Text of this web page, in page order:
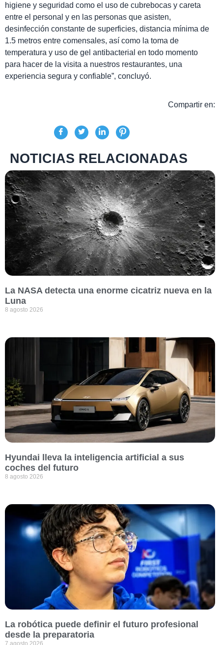
higiene y seguridad como el uso de cubrebocas y careta
entre el personal y en las personas que asisten,
desinfección constante de superficies, distancia mínima de
1.5 metros entre comensales, así como la toma de
temperatura y uso de gel antibacterial en todo momento
para hacer de la visita a nuestros restaurantes, una
experiencia segura y confiable”, concluyó.
Compartir en:
NOTICIAS RELACIONADAS
La NASA detecta una enorme cicatriz nueva en la
Luna
8 agosto 2026
Hyundai lleva la inteligencia artificial a sus
coches del futuro
8 agosto 2026
La robótica puede definir el futuro profesional
desde la preparatoria
7 agosto 2026